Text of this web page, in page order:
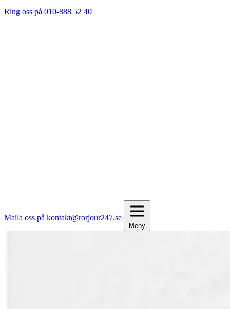
Ring oss på 010-888 52 40
Maila oss på kontakt@rorjour247.se
Meny